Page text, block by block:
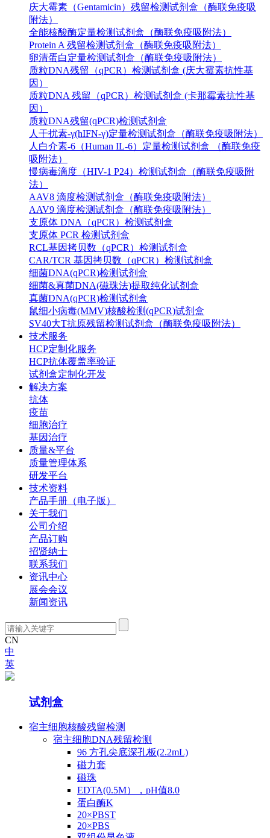
庆大霉素（Gentamicin）残留检测试剂盒（酶联免疫吸
附法）
全能核酸酶定量检测试剂盒（酶联免疫吸附法）
Protein A 残留检测试剂盒（酶联免疫吸附法）
卵清蛋白定量检测试剂盒（酶联免疫吸附法）
质粒DNA残留（qPCR）检测试剂盒 (庆大霉素抗性基
因）
质粒DNA 残留（qPCR）检测试剂盒 (卡那霉素抗性基
因）
质粒DNA残留(qPCR)检测试剂盒
人干扰素-γ(hIFN-γ)定量检测试剂盒（酶联免疫吸附法）
人白介素-6（Human IL-6）定量检测试剂盒 （酶联免疫
吸附法）
慢病毒滴度（HIV-1 P24）检测试剂盒（酶联免疫吸附
法）
AAV8 滴度检测试剂盒（酶联免疫吸附法）
AAV9 滴度检测试剂盒（酶联免疫吸附法）
支原体 DNA（qPCR）检测试剂盒
支原体 PCR 检测试剂盒
RCL基因拷贝数（qPCR）检测试剂盒
CAR/TCR 基因拷贝数（qPCR）检测试剂盒
细菌DNA(qPCR)检测试剂盒
细菌&真菌DNA(磁珠法)提取纯化试剂盒
真菌DNA(qPCR)检测试剂盒
鼠细小病毒(MMV)核酸检测(qPCR)试剂盒
SV40大T抗原残留检测试剂盒（酶联免疫吸附法）
技术服务
HCP定制化服务
HCP抗体覆盖率验证
试剂盒定制化开发
解决方案
抗体
疫苗
细胞治疗
基因治疗
质量&平台
质量管理体系
研发平台
技术资料
产品手册（电子版）
关于我们
公司介绍
产品订购
招贤纳士
联系我们
资讯中心
展会会议
新闻资讯
CN
中
英
试剂盒
宿主细胞核酸残留检测
宿主细胞DNA残留检测
96 方孔尖底深孔板(2.2mL)
磁力套
磁珠
EDTA(0.5M），pH值8.0
蛋白酶K
20×PBST
20×PBS